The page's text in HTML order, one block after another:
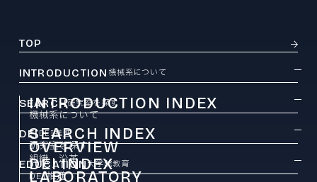
TOP
INTRODUCTION 機械系について
INTRODUCTION INDEX
機械系について
OVERVIEW
組織・沿革
SEARCH研究室を探す
SEARCH INDEX
研究室を探す
LABORATORY
DEIDEI推進
DEI INDEX
DEI推進
EDUCATION大学院教育